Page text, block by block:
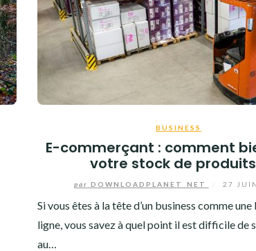
BUSINESS
E-commerçant : comment
votre stock de
par DOWNLOADPLANET_NET 27
Si vous êtes à la tête d’un business comme
ligne, vous savez à quel point il est difficile de
au…